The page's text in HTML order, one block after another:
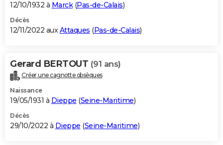
12/10/1932 à Marck(Pas-de-Calais)
Décès
12/11/2022 auxAttaques (Pas-de-Calais)
Gerard BERTOUT (91 ans)
Créer une cagnotte obsèques
Naissance
19/05/1931 à Dieppe (Seine-Maritime)
Décès
29/10/2022 à Dieppe (Seine-Maritime)